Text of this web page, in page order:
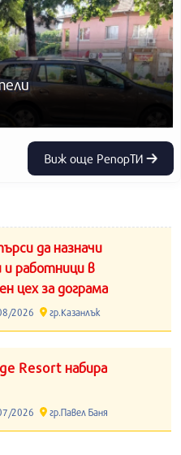
Виж още РепорТИ
да назначи
работници в
цех за дограма
2026 гр.Казанлък
Resort набира
2026 гр.Павел Баня